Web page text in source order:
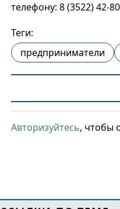
телефону: 8 (3522) 42-
Теги:
предприниматели
Авторизуйтесь, чтобы